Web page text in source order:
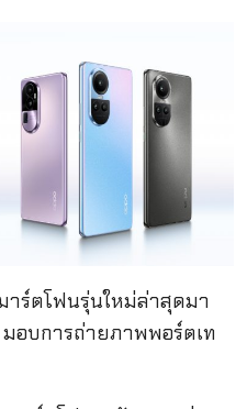
มาร์ตโฟนรุ่นใหม่ล่าสุดมา
อบการถ่ายภาพพอร์ตเท